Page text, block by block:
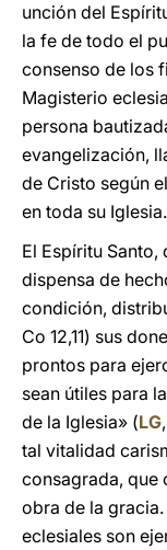
unción del
la fe de todo el
consenso de los
Magisterio
persona
evangelización,
de Cristo según
en toda su Iglesia.
El Espíritu Santo,
dispensa de
condición,
Co 12,11) sus
prontos para
sean útiles para
de la Iglesia» (LG
tal vitalidad
consagrada, que
obra de la
eclesiales son